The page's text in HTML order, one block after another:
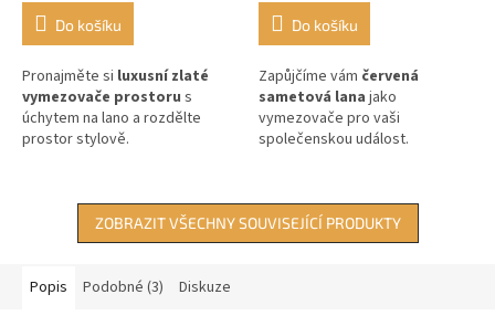
Do košíku
Pronajměte si luxusní zlaté
vymezovače prostoru s
úchytem na lano a rozdělte
prostor stylově.
Do košíku
Zapůjčíme vám červená
sametová lana jako
vymezovače pro vaši
společenskou událost.
ZOBRAZIT VŠECHNY SOUVISEJÍCÍ PRODUKTY
Popis Podobné (3) Diskuze